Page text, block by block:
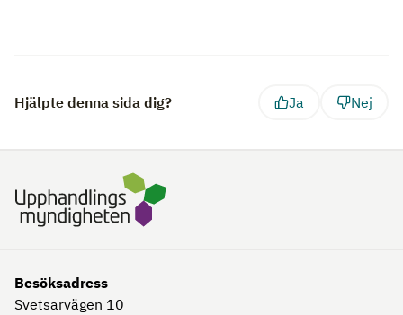
Hjälpte denna sida dig? Ja Nej
Besöksadress
Svetsarvägen 10